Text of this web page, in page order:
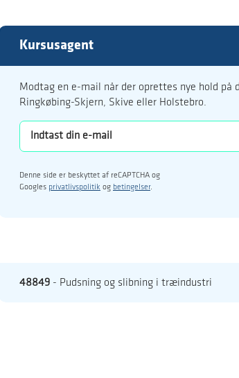
Kursusagent
Modtag en e-mail når der oprettes nye hold på
Ringkøbing-Skjern, Skive eller Holstebro.
Denne side er beskyttet af reCAPTCHA og
Googles privatlivspolitik og betingelser.
48849 - Pudsning og slibning i træindustri